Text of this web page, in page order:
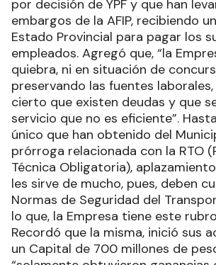
por decisión de YPF y que han
embargos de la AFIP, recibiendo
Estado Provincial para pagar los
empleados. Agregó que, “la
quiebra, ni en situación de
preservando las fuentes
cierto que existen deudas y que
servicio que no es eficiente”.
único que han obtenido del
prórroga relacionada con la RTO
Técnica Obligatoria),
les sirve de mucho, pues, deben
Normas de Seguridad del
lo que, la Empresa tiene este
Recordó que la misma, inició sus
un Capital de 700 millones de